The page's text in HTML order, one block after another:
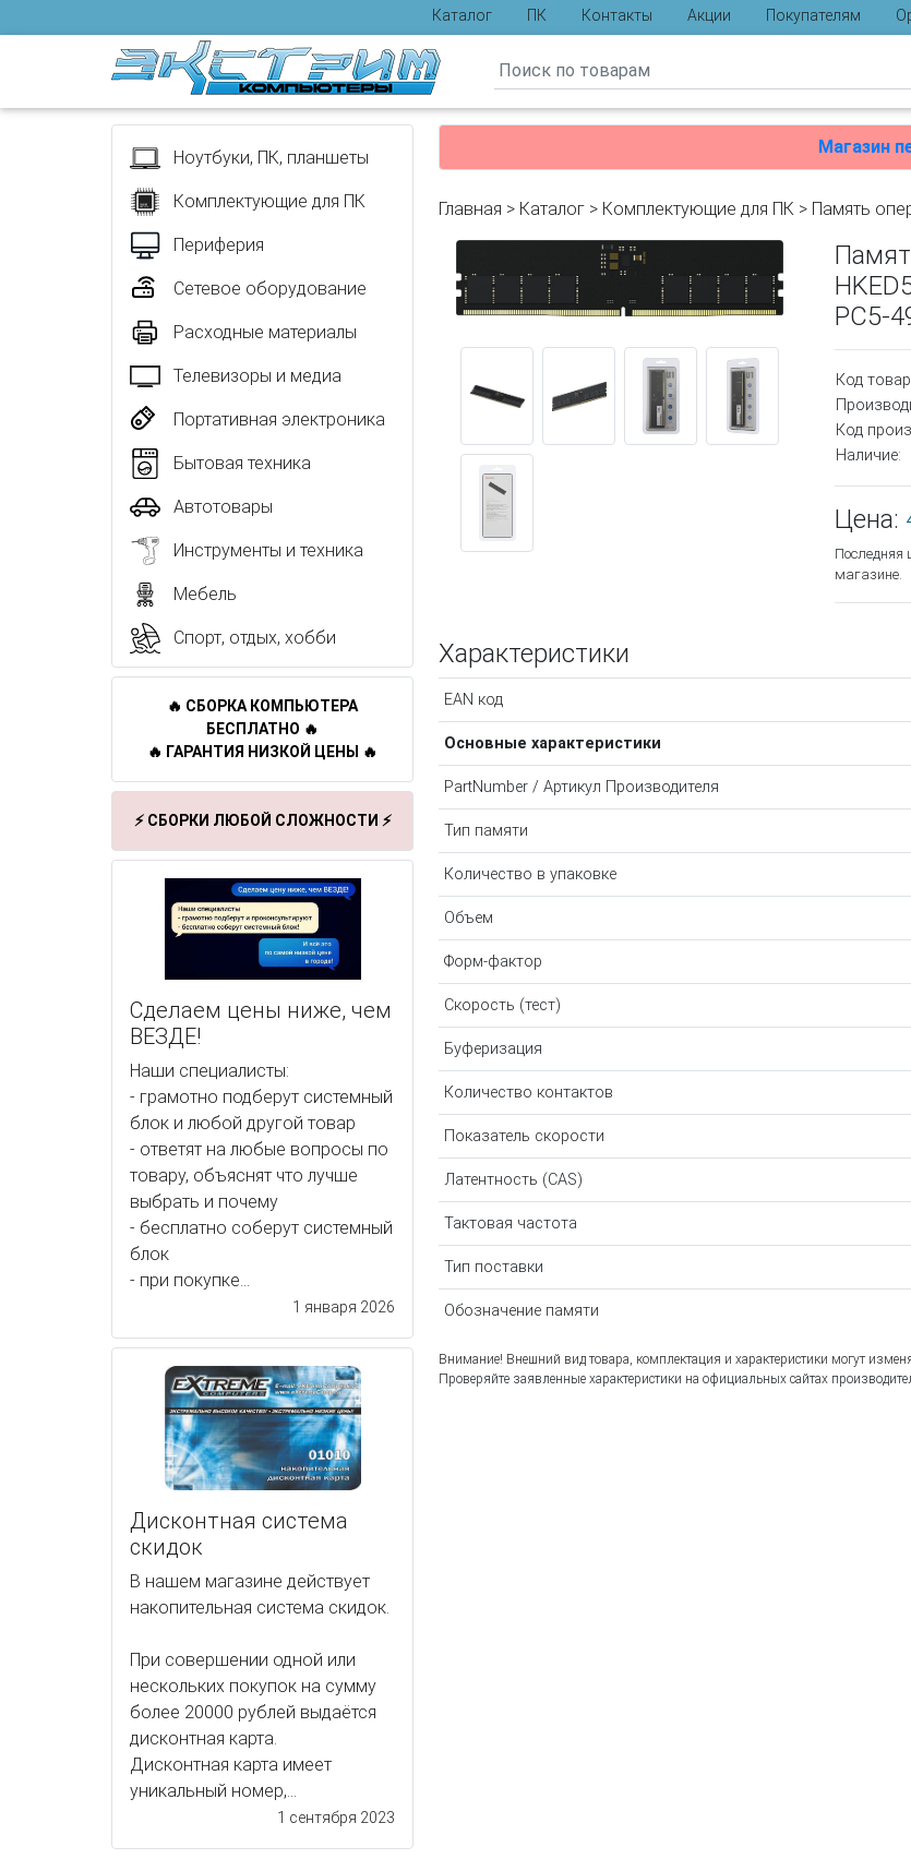
Каталог ПК Контакты Акции Покупателям
Отзывы
Ноутбуки, ПК, планшеты
Комплектующие для ПК
Периферия
Сетевое оборудование
Расходные материалы
Телевизоры и медиа
Портативная электроника
Бытовая техника
Автотовары
Инструменты и техника
Мебель
Спорт, отдых, хобби
🔥 СБОРКА КОМПЬЮТЕРА
БЕСПЛАТНО 🔥
🔥 ГАРАНТИЯ НИЗКОЙ ЦЕНЫ 🔥
⚡ СБОРКИ ЛЮБОЙ СЛОЖНОСТИ ⚡
Сделаем цены ниже, чем
ВЕЗДЕ!
Наши специалисты:
- грамотно подберут системный
блок и любой другой товар
- ответят на любые вопросы по
товару, объяснят что лучше
выбрать и почему
- бесплатно соберут системный
блок
- при покупке...
1 января 2026
Дисконтная система
скидок
В нашем магазине действует
накопительная система скидок.
При совершении одной или
нескольких покупок на сумму
более 20000 рублей выдаётся
дисконтная карта.
Дисконтная карта имеет
уникальный номер,...
1 сентября 2023
Магазин
Главная > Каталог > Комплектующие для ПК > Память
PC5-
Код
Код
Наличие:
Цена:
Последняя
магазине.
Характеристики
EAN код
Основные характеристики
PartNumber / Артикул Производителя
Тип памяти
Количество в упаковке
Объем
Форм-фактор
Скорость (тест)
Буферизация
Количество контактов
Показатель скорости
Латентность (CAS)
Тактовая частота
Тип поставки
Обозначение памяти
Внимание! Внешний вид товара, комплектация и характеристики могут
Проверяйте заявленные характеристики на официальных сайтах